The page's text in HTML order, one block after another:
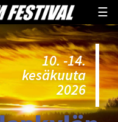
☰
10. -14.
kesäkuuta
2026